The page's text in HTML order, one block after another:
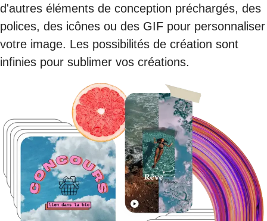
d'autres éléments de conception préchargés, des
polices, des icônes ou des GIF pour personnaliser
votre image. Les possibilités de création sont
infinies pour sublimer vos créations.